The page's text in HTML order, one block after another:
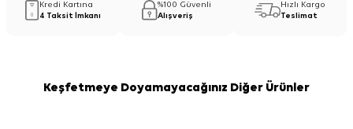
Kredi Kartına
4 Taksit İmkanı
%100 Güvenli
Alışveriş
Hızlı Kargo
Teslimat
Keşfetmeye Doyamayacağınız Diğer Ürünler